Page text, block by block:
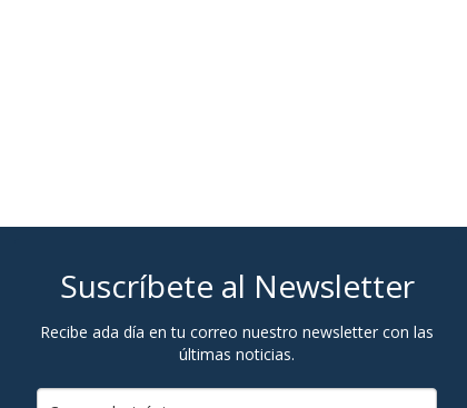
Suscríbete al Newsletter
Recibe ada día en tu correo nuestro newsletter con las
últimas noticias.